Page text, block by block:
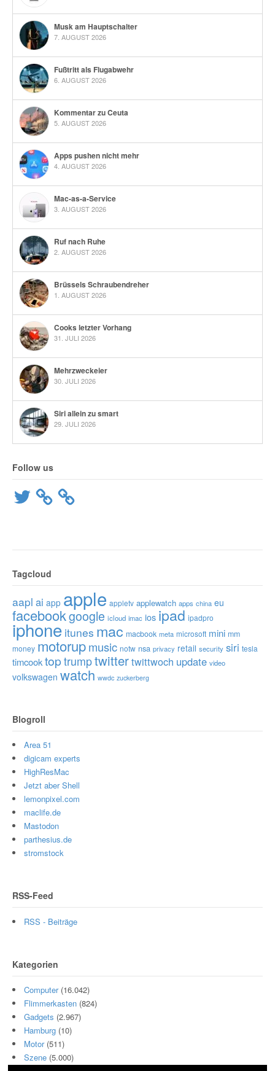
Musk am Hauptschalter
7. AUGUST 2026
Fußtritt als Flugabwehr
6. AUGUST 2026
Kommentar zu Ceuta
5. AUGUST 2026
Apps pushen nicht mehr
4. AUGUST 2026
Mac-as-a-Service
3. AUGUST 2026
Ruf nach Ruhe
2. AUGUST 2026
Brüssels Schraubendreher
1. AUGUST 2026
Cooks letzter Vorhang
31. JULI 2026
Mehrzweckeier
30. JULI 2026
Siri allein zu smart
29. JULI 2026
Follow us
Twitter
Tagcloud
aapl ai app apple appletv applewatch apps china eu
facebookgoogle icloud imac ios ipad ipadpro
iphone itunes mac macbook meta microsoft mini mm
money motorupmusic notw nsa privacy retail security siri tesla
timcooktop trumptwittertwittwoch update video
volkswagen watch wwdc zuckerberg
Blogroll
Area 51
digicam experts
HighResMac
Jetzt aber Shell
lemonpixel.com
maclife.de
Mastodon
parthesius.de
stromstock
RSS-Feed
RSS - Beiträge
Kategorien
Computer(16.042)
Flimmerkasten (824)
Gadgets (2.967)
Hamburg (10)
Motor(511)
Szene (5.000)